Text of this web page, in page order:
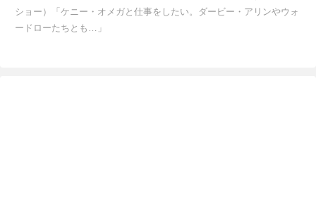
ショー）「ケニー・オメガと仕事をしたい。ダービー・アリンやウォ
ードローたちとも…」